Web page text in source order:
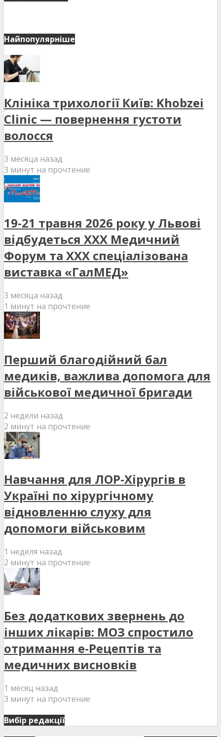
Найпопулярніше
Клініка трихології Київ: Khobzei
Clinic — повернення густоти
волосся
3 месяца назад
3 минут на прочтение
19-21 травня 2026 року у Львові
відбудеться XXX Медичний
Форум та XXX спеціалізована
виставка «ГалМЕД»
3 месяца назад
1 минут на прочтение
Перший благодійний бал
медиків, важлива допомога для
військової медичної бригади
2 недели назад
2 минут на прочтение
Навчання для ЛОР-Хірургів в
Україні по хірургічному
відновленню слуху для
допомоги військовим
1 неделя назад
2 минут на прочтение
Без додаткових звернень до
інших лікарів: МОЗ спростило
отримання е-Рецептів та
медичних висновків
1 месяц назад
3 минут на прочтение
Вибір редакції